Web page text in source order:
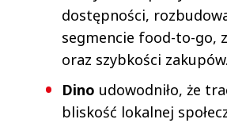
dostępności,
segmencie food-to-go,
oraz szybkości zakupów.
Dino udowodniło, że
bliskość lokalnej